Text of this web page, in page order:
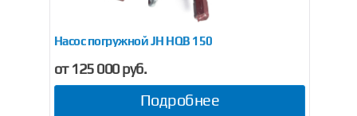
Насос погружной JH HQB 150
от 125 000 руб.
Подробнее